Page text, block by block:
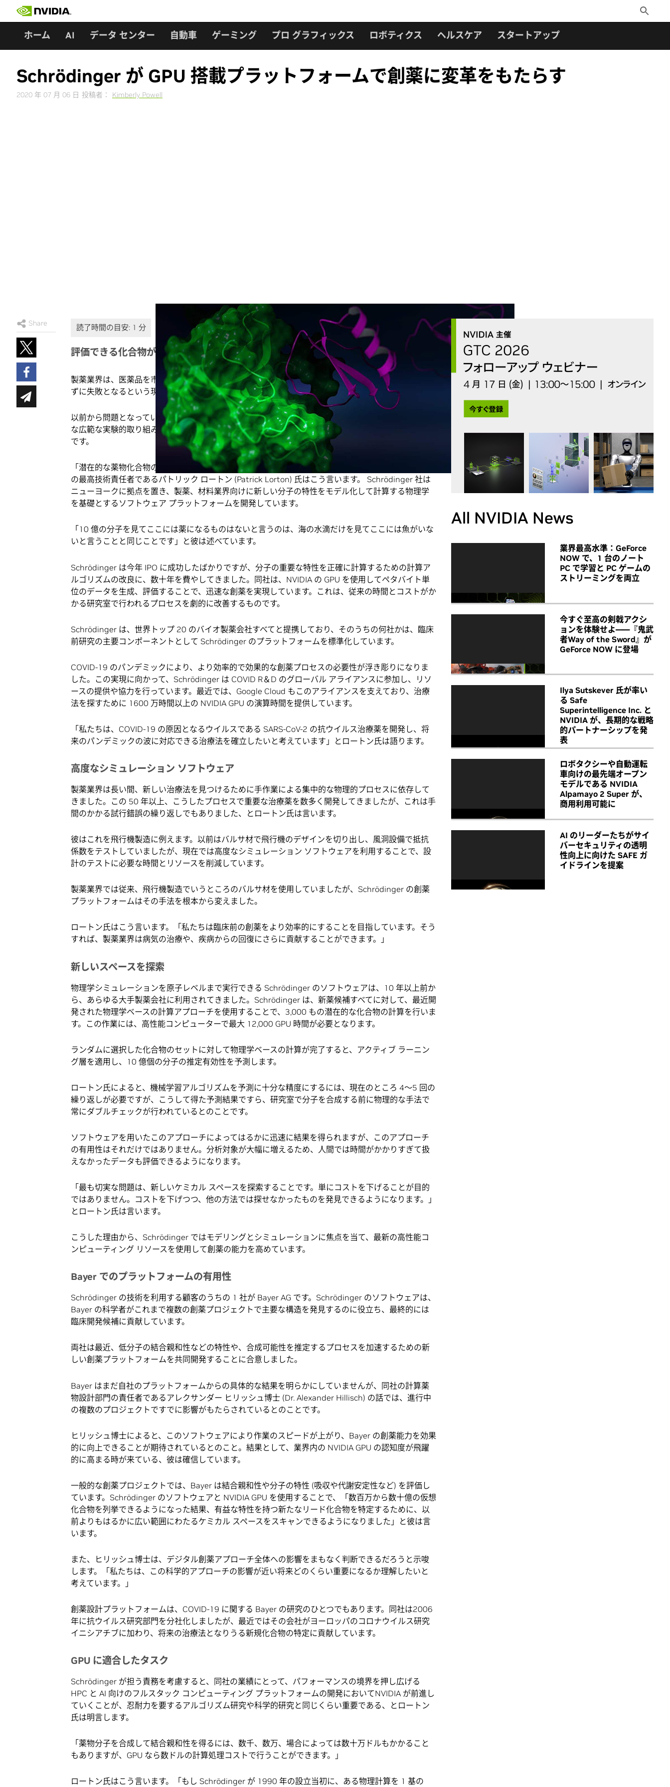
Toggle
Search
ホーム AI データ センター 自動車 ゲーミング プロ グラフィックス ロボティクス ヘルスケア スタートアップ
Schrödinger が GPU 搭載プラットフォームで創薬に変革をもたらす
2020 年 07 月 06 日 投稿者： Kimberly Powell
Share
評価できる化合物が数千から数十億に増大。
製薬業界は、医薬品を市場に投入するために数十億ドルを投資し、その 90% が臨床試験にさえ到達せ
ずに失敗となるという現状を目の当たりにしてきました。
以前から問題となっているのが、あらゆる可能性のある分子の特性を正確に評価したり、創薬に必要
な広範な実験的取り組みをサポートしたりするのに十分な演算能力が世界中どこにもないということ
です。
「潜在的な薬物化合物の種類は、宇宙に存在する原子よりも多い可能性があります。」Schrödinger
の最高技術責任者であるパトリック ロートン (Patrick Lorton) 氏はこう言います。 Schrödinger 社は
ニューヨークに拠点を置き、製薬、材料業界向けに新しい分子の特性をモデル化して計算する物理学
を基礎とするソフトウェア プラットフォームを開発しています。
「10 億の分子を見てここには薬になるものはないと言うのは、海の水滴だけを見てここには魚がいな
いと言うことと同じことです」と彼は述べています。
Schrödinger は今年 IPO に成功したばかりですが、分子の重要な特性を正確に計算するための計算ア
ルゴリズムの改良に、数十年を費やしてきました。同社は、NVIDIA の GPU を使用してペタバイト単
位のデータを生成、評価することで、迅速な創薬を実現しています。これは、従来の時間とコストがか
かる研究室で行われるプロセスを劇的に改善するものです。
Schrödinger は、世界トップ 20 のバイオ製薬会社すべてと提携しており、そのうちの何社かは、臨床
前研究の主要コンポーネントとして Schrödinger のプラットフォームを標準化しています。
COVID-19 のパンデミックにより、より効率的で効果的な創薬プロセスの必要性が浮き彫りになりま
した。この実現に向かって、Schrödinger は COVID R＆D のグローバル アライアンスに参加し、リソ
ースの提供や協力を行っています。最近では、Google Cloud もこのアライアンスを支えており、治療
法を探すために 1600 万時間以上の NVIDIA GPU の演算時間を提供しています。
「私たちは、COVID-19 の原因となるウイルスである SARS-CoV-2 の抗ウイルス治療薬を開発し、将
来のパンデミックの波に対応できる治療法を確立したいと考えています」とロートン氏は語ります。
高度なシミュレーション ソフトウェア
製薬業界は長い間、新しい治療法を見つけるために手作業による集中的な物理的プロセスに依存して
きました。この 50 年以上、こうしたプロセスで重要な治療薬を数多く開発してきましたが、これは手
間のかかる試行錯誤の繰り返しでもありました、とロートン氏は言います。
彼はこれを飛行機製造に例えます。以前はバルサ材で飛行機のデザインを切り出し、風洞設備で抵抗
係数をテストしていましたが、現在では高度なシミュレーション ソフトウェアを利用することで、設
計のテストに必要な時間とリソースを削減しています。
製薬業界では従来、飛行機製造でいうところのバルサ材を使用していましたが、Schrödinger の創薬
プラットフォームはその手法を根本から変えました。
ロートン氏はこう言います。「私たちは臨床前の創薬をより効率的にすることを目指しています。そう
すれば、製薬業界は病気の治療や、疾病からの回復にさらに貢献することができます。」
新しいスペースを探索
物理学シミュレーションを原子レベルまで実行できる Schrödinger のソフトウェアは、10 年以上前か
ら、あらゆる大手製薬会社に利用されてきました。Schrödinger は、新薬候補すべてに対して、最近開
発された物理学ベースの計算アプローチを使用することで、3,000 もの潜在的な化合物の計算を行いま
す。この作業には、高性能コンピューターで最大 12,000 GPU 時間が必要となります。
ランダムに選択した化合物のセットに対して物理学ベースの計算が完了すると、アクティブ ラーニン
グ層を適用し、10 億個の分子の推定有効性を予測します。
ロートン氏によると、機械学習アルゴリズムを予測に十分な精度にするには、現在のところ 4～5 回の
繰り返しが必要ですが、こうして得た予測結果ですら、研究室で分子を合成する前に物理的な手法で
常にダブルチェックが行われているとのことです。
ソフトウェアを用いたこのアプローチによってはるかに迅速に結果を得られますが、このアプローチ
の有用性はそれだけではありません。分析対象が大幅に増えるため、人間では時間がかかりすぎて扱
えなかったデータも評価できるようになります。
「最も切実な問題は、新しいケミカル スペースを探索することです。単にコストを下げることが目的
ではありません。コストを下げつつ、他の方法では探せなかったものを発見できるようになります。」
とロートン氏は言います。
こうした理由から、Schrödinger ではモデリングとシミュレーションに焦点を当て、最新の高性能コ
ンピューティング リソースを使用して創薬の能力を高めています。
Bayer でのプラットフォームの有用性
Schrödinger の技術を利用する顧客のうちの 1 社が Bayer AG です。Schrödinger のソフトウェアは、
Bayer の科学者がこれまで複数の創薬プロジェクトで主要な構造を発見するのに役立ち、最終的には
臨床開発候補に貢献しています。
両社は最近、低分子の結合親和性などの特性や、合成可能性を推定するプロセスを加速するための新
しい創薬プラットフォームを共同開発することに合意しました。
Bayer はまだ自社のプラットフォームからの具体的な結果を明らかにしていませんが、同社の計算薬
物設計部門の責任者であるアレクサンダー ヒリッシュ博士 (Dr. Alexander Hillisch) の話では、進行中
の複数のプロジェクトですでに影響がもたらされているとのことです。
ヒリッシュ博士によると、このソフトウェアにより作業のスピードが上がり、Bayer の創薬能力を効果
的に向上できることが期待されているとのこと。結果として、業界内の NVIDIA GPU の認知度が飛躍
的に高まる時が来ている、彼は確信しています。
一般的な創薬プロジェクトでは、Bayer は結合親和性や分子の特性 (吸収や代謝安定性など) を評価し
ています。Schrödinger のソフトウェアと NVIDIA GPU を使用することで、「数百万から数十億の仮想
化合物を列挙できるようになった結果、有益な特性を持つ新たなリード化合物を特定するために、以
前よりもはるかに広い範囲にわたるケミカル スペースをスキャンできるようになりました」と彼は言
います。
また、ヒリッシュ博士は、デジタル創薬アプローチ全体への影響をまもなく判断できるだろうと示唆
します。「私たちは、この科学的アプローチの影響が近い将来どのくらい重要になるか理解したいと
考えています。」
創薬設計プラットフォームは、COVID-19 に関する Bayer の研究のひとつでもあります。同社は2006
年に抗ウイルス研究部門を分社化しましたが、最近ではその会社がヨーロッパのコロナウイルス研究
イニシアチブに加わり、将来の治療法となりうる新規化合物の特定に貢献しています。
GPU に適合したタスク
Schrödinger が担う責務を考慮すると、同社の業績にとって、パフォーマンスの境界を押し広げる
HPC と AI 向けのフルスタック コンピューティング プラットフォームの開発においてNVIDIA が前進し
ていくことが、忍耐力を要するアルゴリズム研究や科学的研究と同じくらい重要である、とロートン
氏は明言します。
「薬物分子を合成して結合親和性を得るには、数千、数万、場合によっては数十万ドルもかかること
もありますが、GPU なら数ドルの計算処理コストで行うことができます。」
ロートン氏はこう言います。「もし Schrödinger が 1990 年の設立当初に、ある物理計算を 1 基の
All NVIDIA News
業界最高水準：GeForce
NOW で、1 台のノート
PC で学習と PC ゲームの
ストリーミングを両立
今すぐ至高の剣戟アクシ
ョンを体験せよ――『鬼武
者Way of the Sword』が
GeForce NOW に登場
Ilya Sutskever 氏が率い
る Safe
Superintelligence Inc. と
NVIDIA が、長期的な戦略
的パートナーシップを発
表
ロボタクシーや自動運転
車向けの最先端オープン
モデルである NVIDIA
Alpamayo 2 Super が、
商用利用可能に
AI のリーダーたちがサイ
バーセキュリティの透明
性向上に向けた SAFE ガ
イドラインを提案